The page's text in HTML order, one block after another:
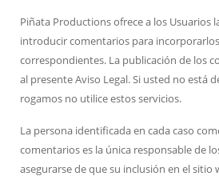
Piñata Productions ofrece a los Usuarios
introducir comentarios para
correspondientes. La publicación de los
al presente Aviso Legal. Si usted no está
rogamos no utilice estos servicios.
La persona identificada en cada caso
comentarios es la única responsable de
asegurarse de que su inclusión en el sitio